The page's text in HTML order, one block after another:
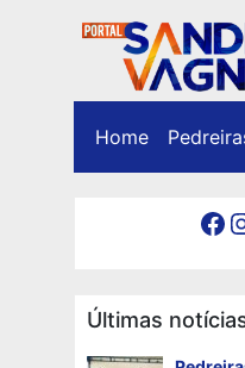
Home
Facebook
Últimas